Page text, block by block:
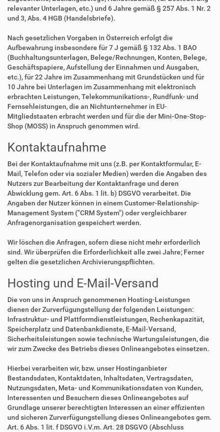
relevanter Unterlagen, etc.) und 6 Jahre gemäß § 257 Abs. 1 Nr. 2
und 3, Abs. 4 HGB (Handelsbriefe).
Nach gesetzlichen Vorgaben in Österreich erfolgt die
Aufbewahrung insbesondere für 7 J gemäß § 132 Abs. 1 BAO
(Buchhaltungsunterlagen, Belege/Rechnungen, Konten, Belege,
Geschäftspapiere, Aufstellung der Einnahmen und Ausgaben,
etc.), für 22 Jahre im Zusammenhang mit Grundstücken und für
10 Jahre bei Unterlagen im Zusammenhang mit elektronisch
erbrachten Leistungen, Telekommunikations-, Rundfunk- und
Fernsehleistungen, die an Nichtunternehmer in EU-
Mitgliedstaaten erbracht werden und für die der Mini-One-Stop-
Shop (MOSS) in Anspruch genommen wird.
Kontaktaufnahme
Bei der Kontaktaufnahme mit uns (z.B. per Kontaktformular, E-
Mail, Telefon oder via sozialer Medien) werden die Angaben des
Nutzers zur Bearbeitung der Kontaktanfrage und deren
Abwicklung gem. Art. 6 Abs. 1 lit. b) DSGVO verarbeitet. Die
Angaben der Nutzer können in einem Customer-Relationship-
Management System ("CRM System") oder vergleichbarer
Anfragenorganisation gespeichert werden.
Wir löschen die Anfragen, sofern diese nicht mehr erforderlich
sind. Wir überprüfen die Erforderlichkeit alle zwei Jahre; Ferner
gelten die gesetzlichen Archivierungspflichten.
Hosting und E-Mail-Versand
Die von uns in Anspruch genommenen Hosting-Leistungen
dienen der Zurverfügungstellung der folgenden Leistungen:
Infrastruktur- und Plattformdienstleistungen, Rechenkapazität,
Speicherplatz und Datenbankdienste, E-Mail-Versand,
Sicherheitsleistungen sowie technische Wartungsleistungen, die
wir zum Zwecke des Betriebs dieses Onlineangebotes einsetzen.
Hierbei verarbeiten wir, bzw. unser Hostinganbieter
Bestandsdaten, Kontaktdaten, Inhaltsdaten, Vertragsdaten,
Nutzungsdaten, Meta- und Kommunikationsdaten von Kunden,
Interessenten und Besuchern dieses Onlineangebotes auf
Grundlage unserer berechtigten Interessen an einer effizienten
und sicheren Zurverfügungstellung dieses Onlineangebotes gem.
Art. 6 Abs. 1 lit. f DSGVO i.V.m. Art. 28 DSGVO (Abschluss